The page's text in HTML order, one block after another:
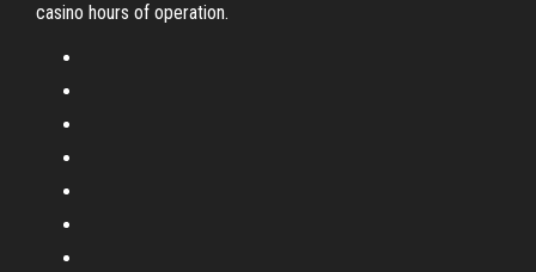
casino hours of operation.